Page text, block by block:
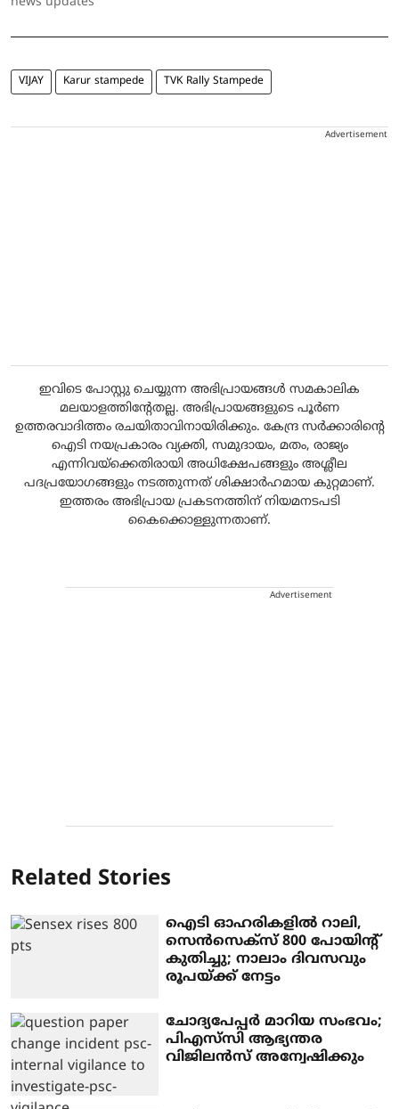
VIJAY Karur stampede TVK Rally Stampede
Advertisement
ഇവിടെ പോസ്റ്റു ചെയ്യുന്ന അഭിപ്രായങ്ങൾ സമകാലിക
മലയാളത്തിന്റേതല്ല. അഭിപ്രായങ്ങളുടെ പൂർണ
ഉത്തരവാദിത്തം രചയിതാവിനായിരിക്കും. കേന്ദ്ര സർക്കാരിന്റെ
ഐടി നയപ്രകാരം വ്യക്തി, സമുദായം, മതം, രാജ്യം
എന്നിവയ്ക്കെതിരായി അധിക്ഷേപങ്ങളും അശ്ലീല
പദപ്രയോഗങ്ങളും നടത്തുന്നത് ശിക്ഷാർഹമായ കുറ്റമാണ്.
ഇത്തരം അഭിപ്രായ പ്രകടനത്തിന് നിയമനടപടി
കൈക്കൊള്ളുന്നതാണ്.
Advertisement
Related Stories
ഐടി ഓഹരികളില്‍ റാലി,
സെന്‍സെക്‌സ് 800 പോയിന്റ്
കുതിച്ചു; നാലാം ദിവസവും
രൂപയ്ക്ക് നേട്ടം
ചോദ്യപേപ്പര്‍ മാറിയ സംഭവം;
പിഎസ്‌സി ആഭ്യന്തര
വിജിലന്‍സ് അന്വേഷിക്കും